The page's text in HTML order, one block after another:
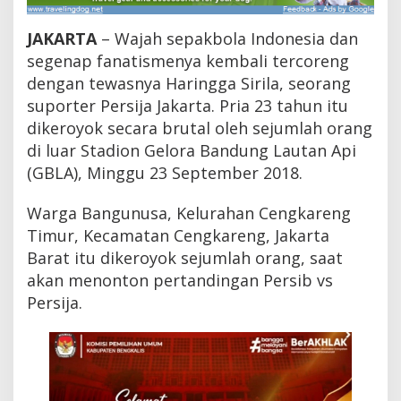
t
k
P
e
n
a
g
k
a
p
n
P
l
a
P
e
n
e
JAKARTA– Wajah sepakbola Indonesia dan
segenap fanatismenya kembali tercoreng
dengan tewasnya Haringga Sirila, seorang
suporter Persija Jakarta. Pria 23 tahun itu
dikeroyok secara brutal oleh sejumlah orang
di luar Stadion Gelora Bandung Lautan Api
(GBLA), Minggu 23 September 2018.
Warga Bangunusa, Kelurahan Cengkareng
Timur, Kecamatan Cengkareng, Jakarta
Barat itu dikeroyok sejumlah orang, saat
akan menonton pertandingan Persib vs
Persija.